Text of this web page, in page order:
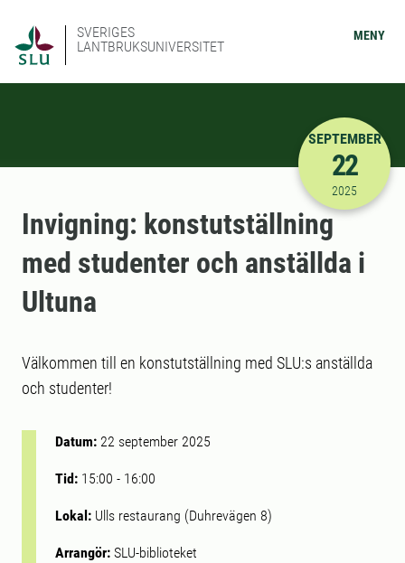
SVERIGES
LANTBRUKSUNIVERSITET
MENY
2025-09-
SEPTEMBER
22
2025
Invigning: konstutställning
med studenter och anställda i
Ultuna
Välkommen till en konstutställning med SLU:s anställda
och studenter!
Datum: 22 september 2025
Tid: 15:00 - 16:00
Lokal: Ulls restaurang (Duhrevägen 8)
Arrangör: SLU-biblioteket